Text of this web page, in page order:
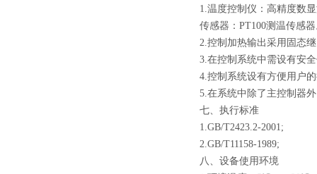
1.温度控制仪：高精度数
传感器：PT100测温传感
2.控制加热输出采用固态
3.在控制系统中需设有安
4.控制系统设有方便用户
5.在系统中除了主控制器
七、执行标准
1.GB/T2423.2-2001;
2.GB/T11158-1989;
八、设备使用环境